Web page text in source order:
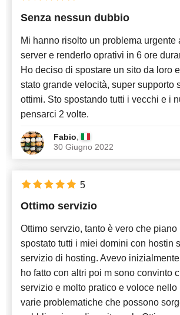
Senza nessun dubbio
Mi hanno risolto un problema urgente
server e renderlo oprativi in 6 ore
Ho deciso di spostare un sito da loro
stato grande velocità, super supporto
ottimi. Sto spostando tutti i vecchi e i
pensarci 2 volte.
Fabio,
30 Giugno 2022
Ottimo servizio
Ottimo servzio, tanto è vero che
spostato tutti i miei domini con hostin
servizio di hosting. Avevo
ho fatto con altri poi m sono convinto
servizio e molto pratico e voloce nello
varie problematiche che possono
5